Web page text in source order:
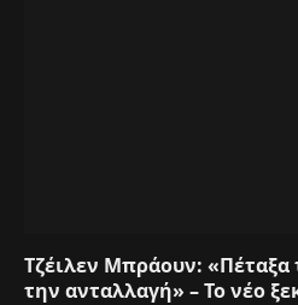
Τζέιλεν Μπράουν: «Πέταξα
την ανταλλαγή» – Το νέο